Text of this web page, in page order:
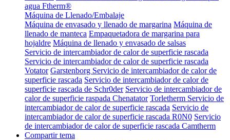
agua Ftherm®
Máquina de Llenado/Embalaje
Máquina de envasado y llenado de margarina Máquina de
llenado de manteca Empaquetadora de margarina para
hojaldre Máquina de llenado y envasado de salsas
Servicio de intercambiador de calor de superficie rascada
Servicio de intercambiador de calor de superficie rascada
Votator Garstenborg Servicio de intercambiador de calor de
superficie rascada Servicio de intercambiador de calor de
superficie rascada de Schr0der Servicio de intercambiador de
calor de superficie raspada Chenatator Torletherm Servicio de
intercambiador de calor de superficie rascada Servicio de
intercambiador de calor de superficie rascada R0N0 Servicio
de intercambiador de calor de superficie rascada Camtherm
Compartir tema